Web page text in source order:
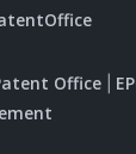
Office